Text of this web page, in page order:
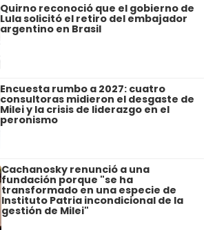
Quirno reconoció que el gobierno de
Lula solicitó el retiro del embajador
argentino en Brasil
Encuesta rumbo a 2027: cuatro
consultoras midieron el desgaste de
Milei y la crisis de liderazgo en el
peronismo
Cachanosky renunció a una
fundación porque "se ha
transformado en una especie de
Instituto Patria incondicional de la
gestión de Milei"